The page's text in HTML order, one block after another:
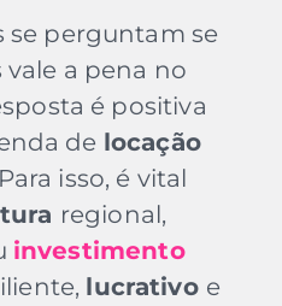
se perguntam se
a pena no
é positiva
de locação
isso, é vital
regional,
investimento
lucrativo e